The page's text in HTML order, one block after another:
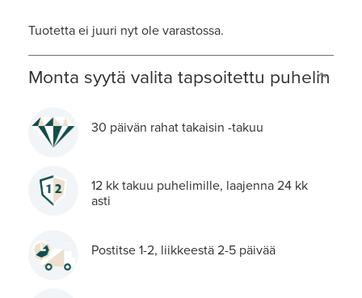
Tuotetta ei juuri nyt ole varastossa.
Monta syytä valita tapsoitettu puhelin
30 päivän rahat takaisin -takuu
12 kk takuu puhelimille, laajenna 24 kk
asti
Postitse 1-2, liikkeestä 2-5 päivää